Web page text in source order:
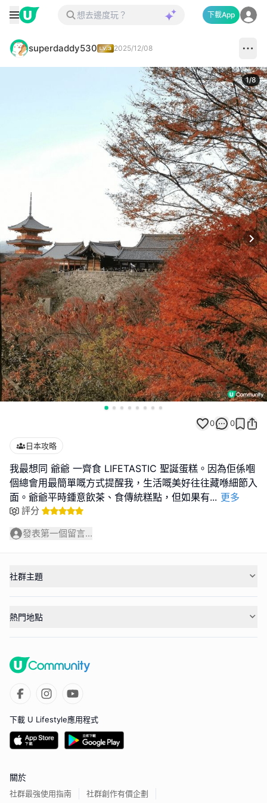
下載App
superdaddy530 2025/12/08
1/8
0 0
日本攻略
我最想同 爺爺 一齊食 LIFETASTIC 聖誕蛋糕。因為佢係嗰
個總會用最簡單嘅方式提醒我，生活嘅美好往往藏喺細節入
面。爺爺平時鍾意飲茶、食傳統糕點，但如果有... 更多
評分
發表第一個留言...
社群主題
熱門地點
下載 U Lifestyle應用程式
關於
社群最強使用指南 社群創作有價企劃